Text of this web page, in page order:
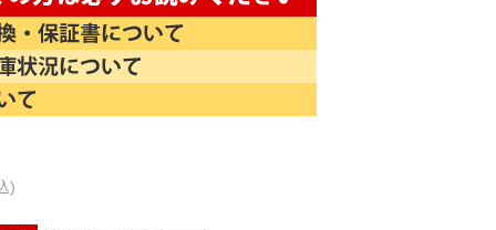
)